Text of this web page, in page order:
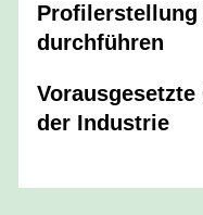
Profilerstellung
durchführen
der Industrie